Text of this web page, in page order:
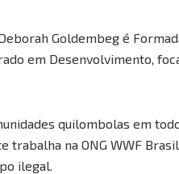
Goldembeg é
em Desenvolvimento,
quilombolas em
trabalha na ONG WWF
ilegal.